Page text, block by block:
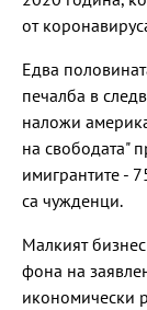
от
Едва
печалба в
наложи
на свободата"
имигрантите -
са чужденци.
Малкият
фона на
икономически